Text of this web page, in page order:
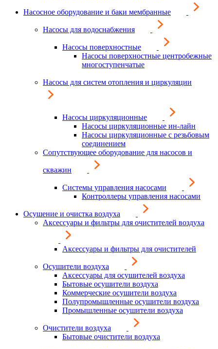
Насосное оборудование и баки мембранные
Насосы для водоснабжения
Насосы поверхностные
Насосы поверхностные центробежные
многоступенчатые
Насосы для систем отопления и циркуляции
Насосы циркуляционные
Насосы циркуляционные ин-лайн
Насосы циркуляционные с резьбовым
соединением
Сопутствующее оборудование для насосов и
скважин
Системы управления насосами
Контроллеры управления насосами
Осушение и очистка воздуха
Аксессуары и фильтры для очистителей воздуха
Аксессуары и фильтры для очистителей
Осушители воздуха
Аксессуары для осушителей воздуха
Бытовые осушители воздуха
Коммерческие осушители воздуха
Полупромышленные осушители воздуха
Промышленные осушители воздуха
Очистители воздуха
Бытовые очистители воздуха